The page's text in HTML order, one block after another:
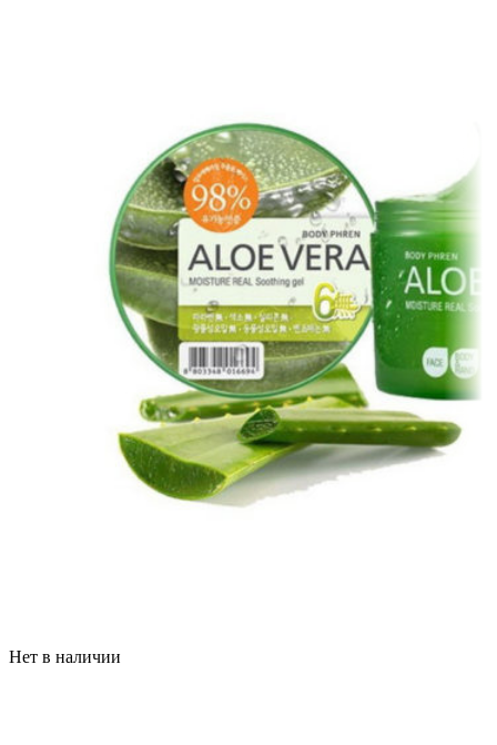
Нет в наличии